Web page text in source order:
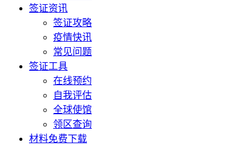
签证资讯
签证攻略
疫情快讯
常见问题
签证工具
在线预约
自我评估
全球使馆
领区查询
材料免费下载